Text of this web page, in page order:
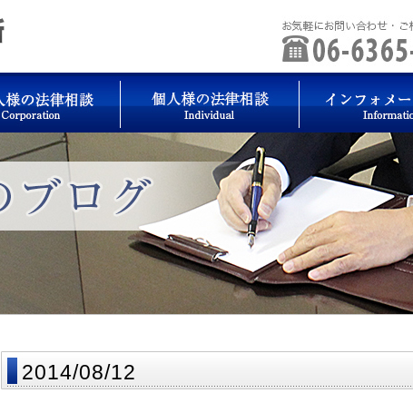
2014/08/12